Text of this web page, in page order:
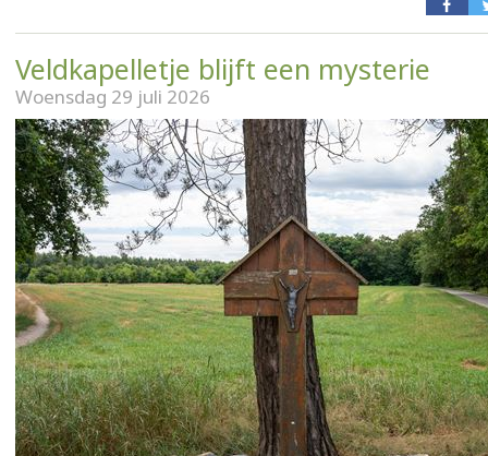
Veldkapelletje blijft een mysterie
Woensdag 29 juli 2026